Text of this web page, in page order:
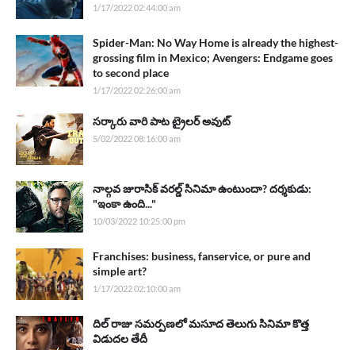
1/17/2022 02:44:00 am
Spider-Man: No Way Home is already the highest-
grossing film in Mexico; Avengers: Endgame goes
to second place
1/17/2022 02:26:00 am
సర్కారు వారి పాట ట్రైలర్ అవుట్
5/02/2022 08:16:00 am
నాల్గవ జురాసిక్ వరల్డ్ సినిమా ఉంటుందా? దర్శకుడు:
"ఇంకా ఉంది..."
10/03/2022 10:25:00 pm
Franchises: business, fanservice, or pure and
simple art?
1/17/2022 02:10:00 am
దిల్ రాజు సమర్పణలో మసూద తెలుగు సినిమా కొత్త
విడుదల తేదీ